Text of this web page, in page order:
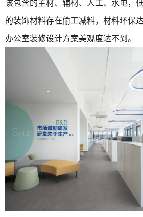
该包含的主材、辅材、人工、水电，
的装饰材料存在偷工减料，材料环保
办公室装修设计方案美观度达不到。